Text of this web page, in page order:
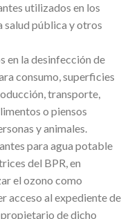
utilizados en los
salud pública y otros
en la desinfección de
consumo, superficies
transporte,
o piensos
y animales.
para agua potable
del BPR, en
el ozono como
acceso al expediente de
de dicho